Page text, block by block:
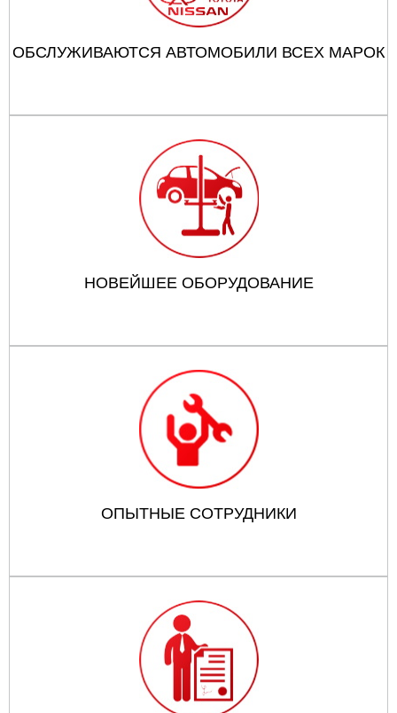
ОБСЛУЖИВАЮТСЯ АВТОМОБИЛИ ВСЕХ МАРОК
НОВЕЙШЕЕ ОБОРУДОВАНИЕ
ОПЫТНЫЕ СОТРУДНИКИ